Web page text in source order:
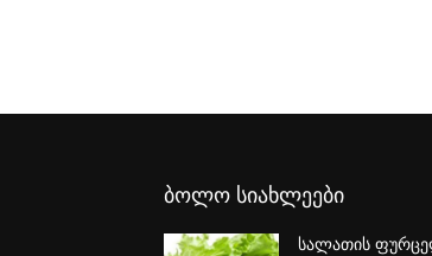
ბოლო სიახლეები
სალათის